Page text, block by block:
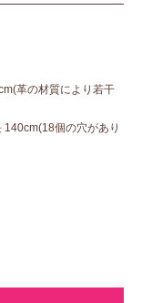
革の材質により若干
140cm(18個の穴があり